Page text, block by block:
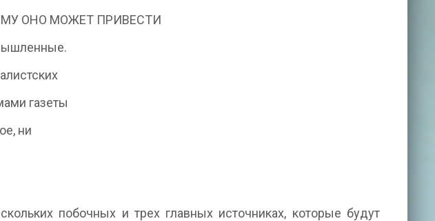
ОНО МОЖЕТ ПРИВЕСТИ
газеты
ни
побочных и трех главных источниках, которые будут